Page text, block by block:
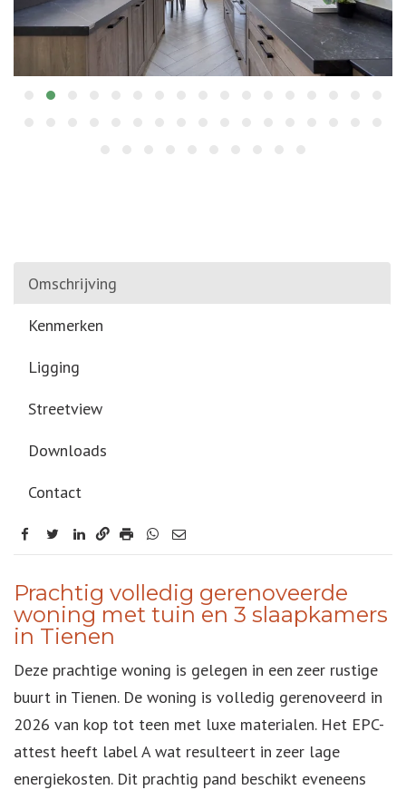
Omschrijving
Kenmerken
Ligging
Streetview
Downloads
Contact
facebook
twitterlinkedin
OMSCHRIJVING
Prachtig volledig gerenoveerde
woning met tuin en 3 slaapkamers
in Tienen
Deze prachtige woning is gelegen in een zeer rustige
buurt in Tienen. De woning is volledig gerenoveerd in
2026 van kop tot teen met luxe materialen. Het EPC-
attest heeft label A wat resulteert in zeer lage
energiekosten. Dit prachtig pand beschikt eveneens